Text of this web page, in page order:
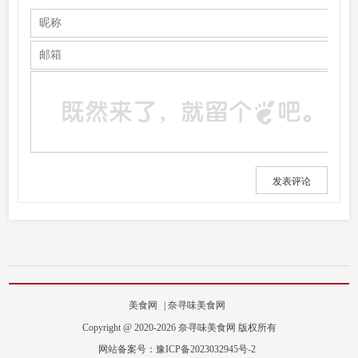
发表评论
美食网
奈寻味美食网
Copyright @ 2020-2026 奈寻味美食网 版权所有
网站备案号： 豫ICP备2023032945号-2